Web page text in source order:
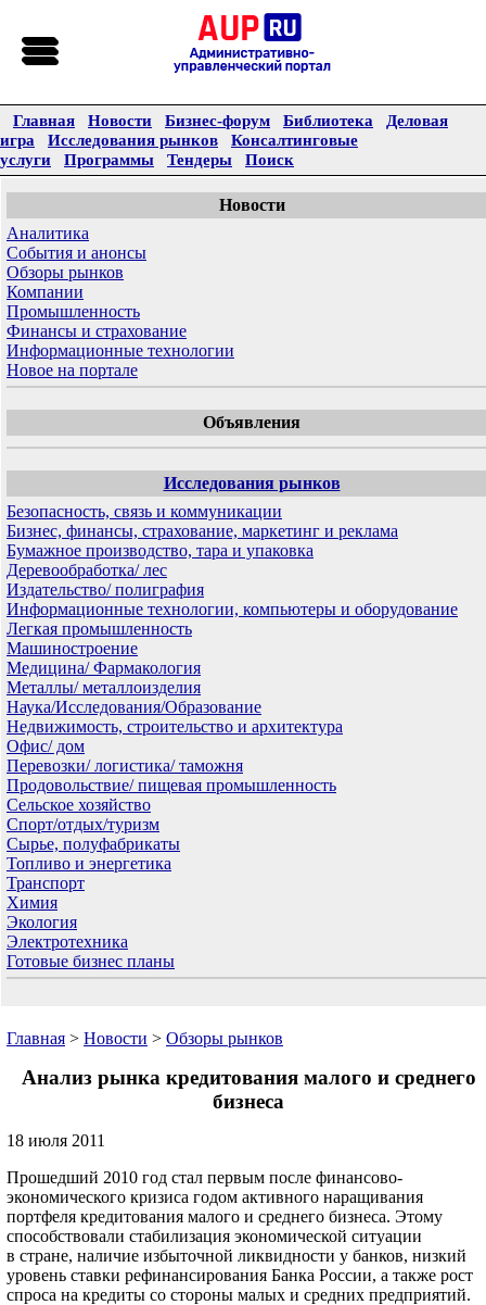
Главная Новости Бизнес-форум Библиотека
Деловая
игра
Исследования рынков
Консалтинговые
услуги
Программы Тендеры Поиск
Новости
Аналитика
События и анонсы
Обзоры рынков
Компании
Промышленность
Финансы и страхование
Информационные технологии
Новое на портале
Объявления
Исследования рынков
Безопасность, связь и коммуникации
Бизнес, финансы, страхование, маркетинг и реклама
Бумажное производство, тара и упаковка
Деревообработка/ лес
Издательство/ полиграфия
Информационные технологии, компьютеры и оборудование
Легкая промышленность
Машиностроение
Медицина/ Фармакология
Металлы/ металлоизделия
Наука/Исследования/Образование
Недвижимость, строительство и архитектура
Офис/ дом
Перевозки/ логистика/ таможня
Продовольствие/ пищевая промышленность
Сельское хозяйство
Спорт/отдых/туризм
Сырье, полуфабрикаты
Топливо и энергетика
Транспорт
Химия
Экология
Электротехника
Готовые бизнес планы
Главная > Новости > Обзоры рынков
Анализ рынка кредитования малого и среднего
бизнеса
18 июля 2011
Прошедший 2010 год стал первым после финансово-
экономического кризиса годом активного наращивания
портфеля кредитования малого и среднего бизнеса. Этому
способствовали стабилизация экономической ситуации
в стране, наличие избыточной ликвидности у банков, низкий
уровень ставки рефинансирования Банка России, а также рост
спроса на кредиты со стороны малых и средних предприятий.